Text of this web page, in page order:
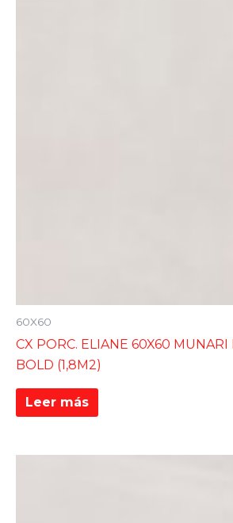
60X60
CX PORC. ELIANE 60X60 MUNARI
BOLD (1,8M2)
Leer más